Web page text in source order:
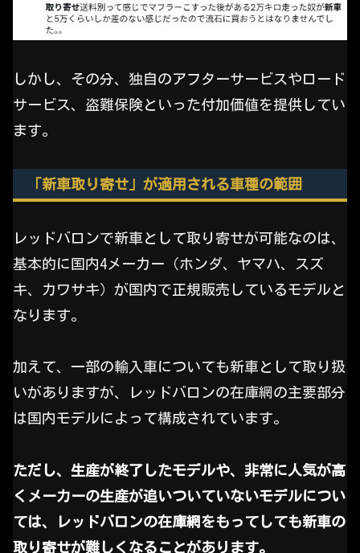
しかし、その分、独自のアフターサービスやロード
サービス、盗難保険といった付加価値を提供してい
ます。
「新車取り寄せ」が適用される車種の範囲
レッドバロンで新車として取り寄せが可能なのは、
基本的に国内4メーカー（ホンダ、ヤマハ、スズ
キ、カワサキ）が国内で正規販売しているモデルと
なります。
加えて、一部の輸入車についても新車として取り扱
いがありますが、レッドバロンの在庫網の主要部分
は国内モデルによって構成されています。
ただし、生産が終了したモデルや、非常に人気が高
くメーカーの生産が追いついていないモデルについ
ては、レッドバロンの在庫網をもってしても新車の
取り寄せが難しくなることがあります。